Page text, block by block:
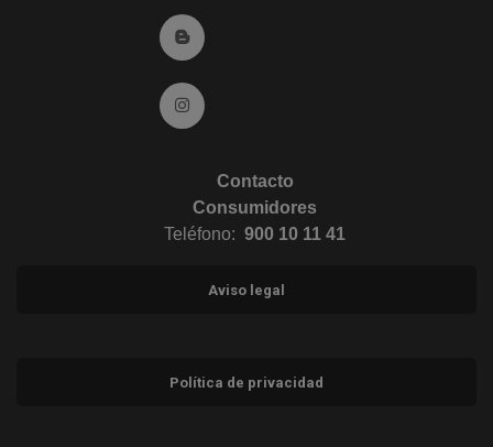
Ir al Blog (abre en ventana nueva)
Ir a Instagram (abre en ventana nueva)
Contacto
Consumidores
Teléfono: 900 10 11 41
Aviso legal
Política de privacidad